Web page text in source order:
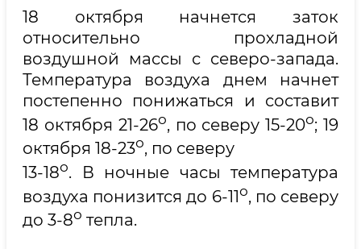
18 октября начнется заток
относительно прохладной
воздушной массы с северо-запада.
Температура воздуха днем начнет
постепенно понижаться и составит
18 октября 21-26о, по северу 15-20о; 19
октября 18-23о, по северу
13-18о. В ночные часы температура
воздуха понизится до 6-11о, по северу
до 3-8о тепла.